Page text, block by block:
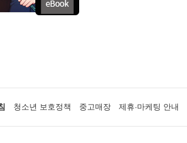
청소년 보호정책 중고매장 제휴·마케팅 안내